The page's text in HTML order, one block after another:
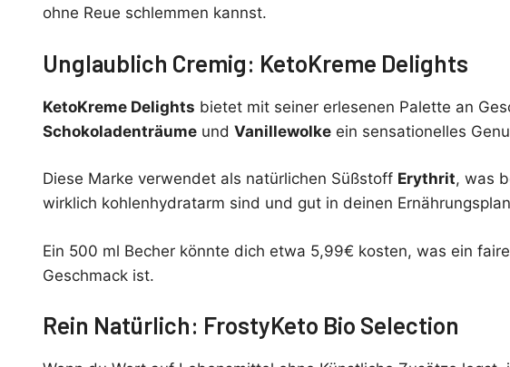
ohne Reue schlemmen kannst.
Unglaublich Cremig: KetoKreme Delights
KetoKreme Delights bietet mit seiner erlesenen Palette an
Schokoladenträume und Vanillewolke ein sensationelles
Diese Marke verwendet als natürlichen Süßstoff Erythrit, was
wirklich kohlenhydratarm sind und gut in deinen
Ein 500 ml Becher könnte dich etwa 5,99€ kosten, was ein
Geschmack ist.
Rein Natürlich: FrostyKeto Bio Selection